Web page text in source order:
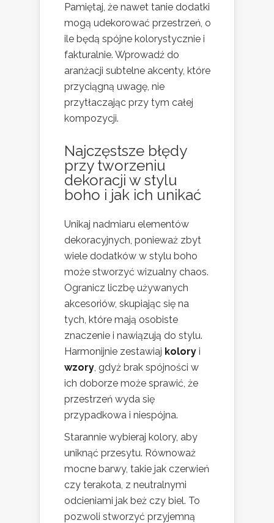
Pamiętaj, że nawet tanie dodatki
mogą udekorować przestrzeń, o
ile będą spójne kolorystycznie i
fakturalnie. Wprowadź do
aranżacji subtelne akcenty, które
przyciągną uwagę, nie
przytłaczając przy tym całej
kompozycji.
Najczęstsze błędy
przy tworzeniu
dekoracji w stylu
boho i jak ich unikać
Unikaj nadmiaru elementów
dekoracyjnych, ponieważ zbyt
wiele dodatków w stylu boho
może stworzyć wizualny chaos.
Ogranicz liczbę używanych
akcesoriów, skupiając się na
tych, które mają osobiste
znaczenie i nawiązują do stylu.
Harmonijnie zestawiaj kolory i
wzory, gdyż brak spójności w
ich doborze może sprawić, że
przestrzeń wyda się
przypadkowa i niespójna.
Starannie wybieraj kolory, aby
uniknąć przesytu. Równoważ
mocne barwy, takie jak czerwień
czy terakota, z neutralnymi
odcieniami jak beż czy biel. To
pozwoli stworzyć przyjemną